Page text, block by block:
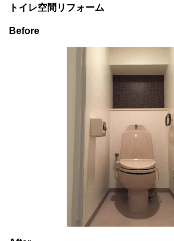
トイレ空間リフォーム
Before